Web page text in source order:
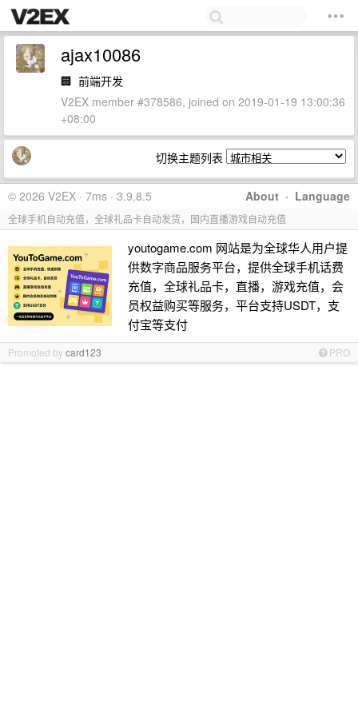
ajax10086
🏢 前端开发
V2EX member #378586, joined on 2019-01-19 13:00:36
+08:00
切换主题列表
About · Language
© 2026 V2EX · 7ms · 3.9.8.5
全球手机自动充值，全球礼品卡自动发货，国内直播游戏自动充值
youtogame.com 网站是为全球华人用户提
供数字商品服务平台，提供全球手机话费
充值，全球礼品卡，直播，游戏充值，会
员权益购买等服务，平台支持USDT，支
付宝等支付
Promoted bycard123 PRO